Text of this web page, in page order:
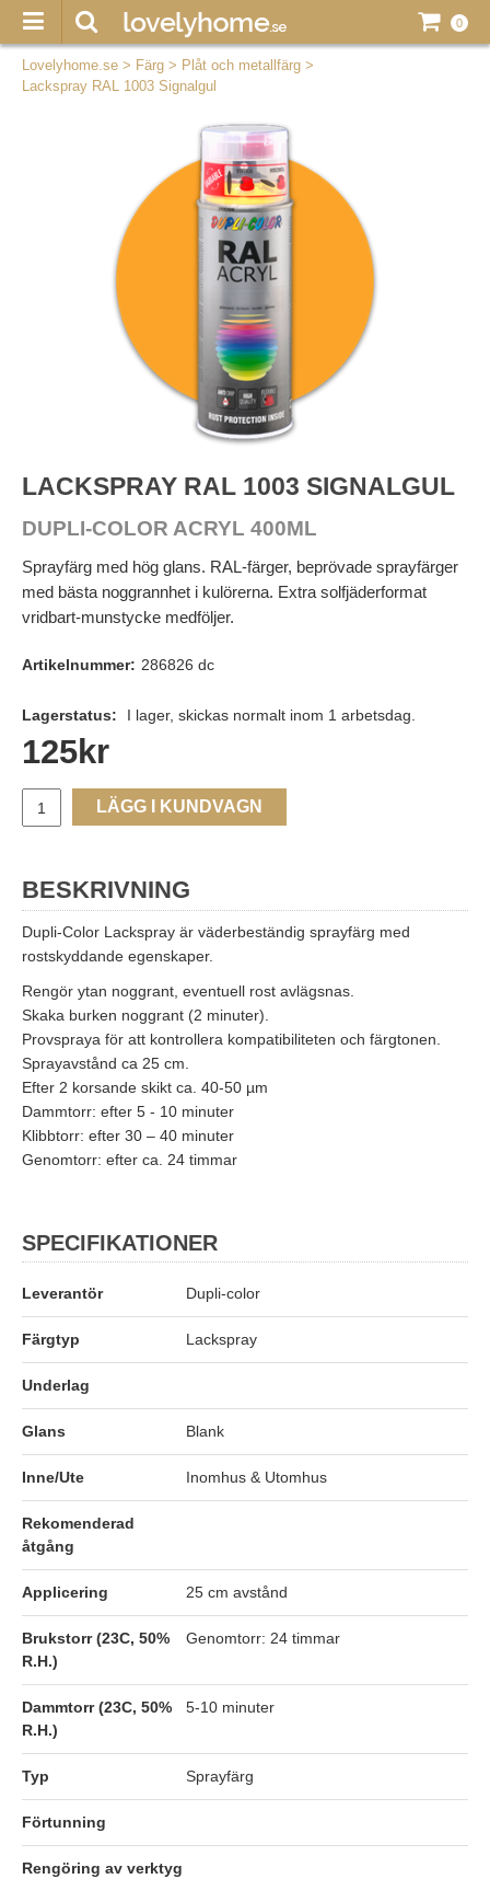
0
Lovelyhome.se > Färg > Plåt och metallfärg >
Lackspray RAL 1003 Signalgul
LACKSPRAY RAL 1003 SIGNALGUL
DUPLI-COLOR ACRYL 400ML
Sprayfärg med hög glans. RAL-färger, beprövade sprayfärger
med bästa noggrannhet i kulörerna. Extra solfjäderformat
vridbart-munstycke medföljer.
Artikelnummer: 286826 dc
Lagerstatus: I lager, skickas normalt inom 1 arbetsdag.
125kr
LÄGG I KUNDVAGN
BESKRIVNING
Dupli-Color Lackspray är väderbeständig sprayfärg med
rostskyddande egenskaper.
Rengör ytan noggrant, eventuell rost avlägsnas.
Skaka burken noggrant (2 minuter).
Provspraya för att kontrollera kompatibiliteten och färgtonen.
Sprayavstånd ca 25 cm.
Efter 2 korsande skikt ca. 40-50 µm
Dammtorr: efter 5 - 10 minuter
Klibbtorr: efter 30 – 40 minuter
Genomtorr: efter ca. 24 timmar
SPECIFIKATIONER
Leverantör Dupli-color
Färgtyp Lackspray
Underlag
Glans Blank
Inne/Ute Inomhus & Utomhus
Rekomenderad
åtgång
Applicering 25 cm avstånd
Brukstorr (23C, 50%
R.H.)
Genomtorr: 24 timmar
Dammtorr (23C, 50%
R.H.)
5-10 minuter
Typ Sprayfärg
Förtunning
Rengöring av verktyg